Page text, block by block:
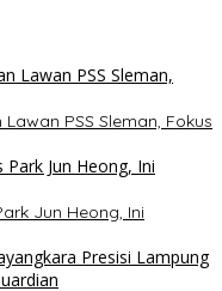
PSS Sleman, Fokus
Jun Heong, Ini